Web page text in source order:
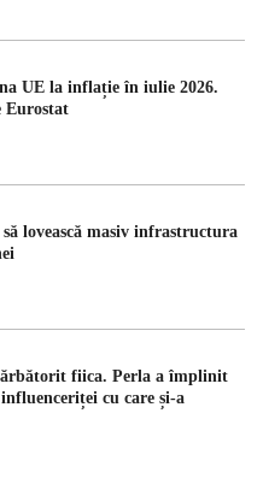
UE la inflație în iulie 2026.
Eurostat
să lovească masiv infrastructura
fiica. Perla a împlinit
cu care și-a